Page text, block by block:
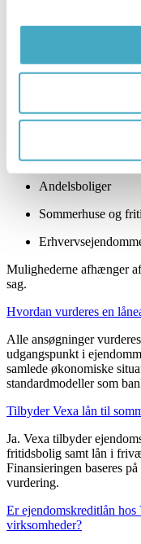
særlige situationer som
Nej. Vexa yder
ikke forbrugslån, kviklån
Ejerboliger
Andelsboliger
Sommerhuse og
Mulighederne afhænger
sag.
Hvordan vurderes en
Alle ansøgninger
udgangspunkt i
samlede økonomiske
standardmodeller som
Tilbyder Vexa lån til
Ja. Vexa tilbyder
fritidsbolig samt lån i
Finansieringen baseres
vurdering.
Er ejendomskreditlån
virksomheder?